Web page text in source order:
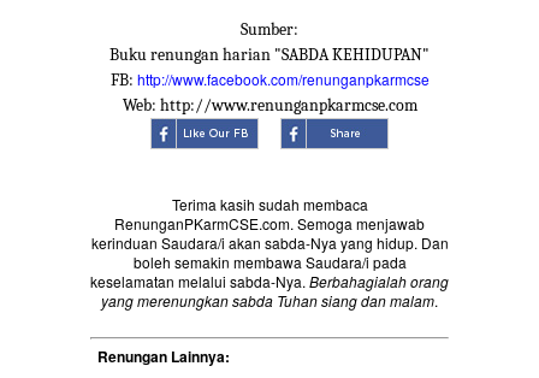
Sumber:
Buku renungan harian "SABDA KEHIDUPAN"
FB: http://www.facebook.com/renunganpkarmcse
Web: http://www.renunganpkarmcse.com
Terima kasih sudah membaca
RenunganPKarmCSE.com. Semoga menjawab
kerinduan Saudara/i akan sabda-Nya yang hidup. Dan
boleh semakin membawa Saudara/i pada
keselamatan melalui sabda-Nya. Berbahagialah orang
yang merenungkan sabda Tuhan siang dan malam.
Renungan Lainnya: